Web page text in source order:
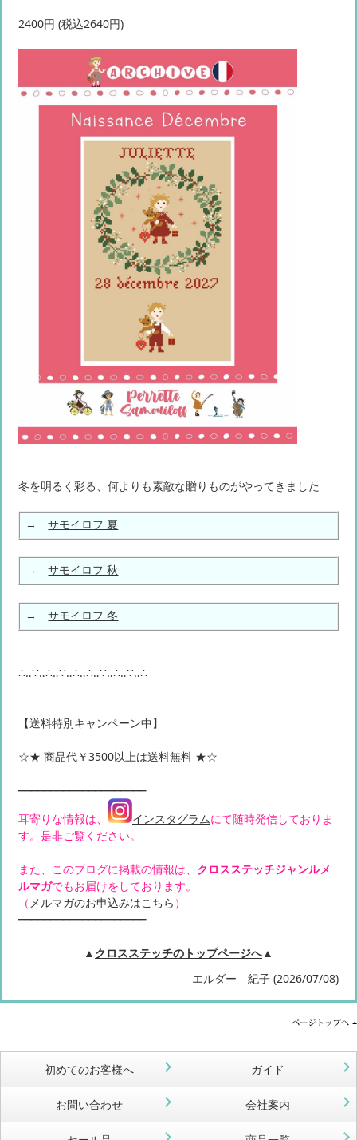
2400円 (税込2640円)
冬を明るく彩る、何よりも素敵な贈りものがやってきました
→サモイロフ 夏
→サモイロフ 秋
→サモイロフ 冬
∴‥∵‥∴‥∵‥∴‥∴‥∵‥∴‥∵‥∴
【送料特別キャンペーン中】
☆★ 商品代￥3500以上は送料無料 ★☆
━━━━━━━━━━━━━━━━━━━━
耳寄りな情報は、
インスタグラムにて随時発信しておりま
す。是非ご覧ください。
また、このブログに掲載の情報は、 クロスステッチジャンルメ
ルマガでもお届けをしております。
（ メルマガのお申込みはこちら ）
━━━━━━━━━━━━━━━━━━━━
▲ クロスステッチのトップページへ▲
エルダー 紀子 (2026/07/08)
初めてのお客様へ ガイド
お問い合わせ 会社案内